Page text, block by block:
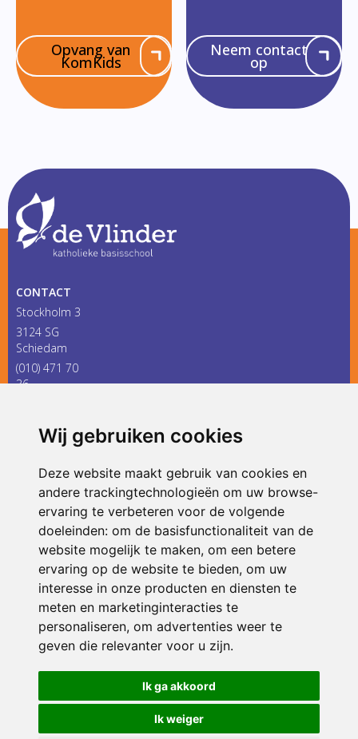
Wij gebruiken cookies
Deze website maakt gebruik van cookies en
andere trackingtechnologieën om uw browse-
ervaring te verbeteren voor de volgende
doeleinden: om de basisfunctionaliteit van de
website mogelijk te maken, om een betere
ervaring op de website te bieden, om uw
interesse in onze producten en diensten te
meten en marketinginteracties te
personaliseren, om advertenties weer te
geven die relevanter voor u zijn.
Ik ga akkoord
Ik weiger
Opvang van
KomKids
Neem contact
op
CONTACT
Stockholm 3
3124 SG
Schiedam
(010) 471 70
36
ONDERDEEL VAN
© 2026 De Vlinder | Alle rechten voorbehouden
Privacy policy|Disclaimer| Klachtenregeling|RSIN en Anbi
voorkeuren
Crealisatie The MindOffice